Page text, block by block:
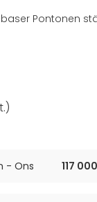
Pontonen
)
- Ons 117